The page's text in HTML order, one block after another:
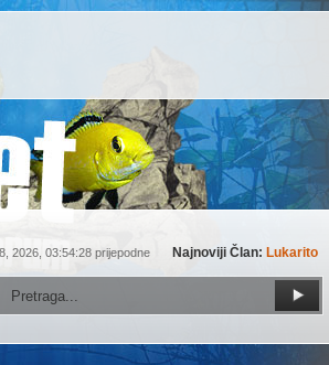
2026, 03:54:28 prijepodne Najnoviji Član: Lukarito